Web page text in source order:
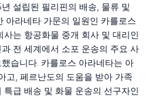
설립된 필리핀의 배송, 물류 및
아라네타 가문의 일원인 카를로스
는 항공화물 중개 회사 및 대리인
전 세계에서 소포 운송의 주요 사
습니다. 카를로스 아라네타는 아
고, 페르난도의 도움을 받아 가족
급 배송 및 화물 운송의 선구자인